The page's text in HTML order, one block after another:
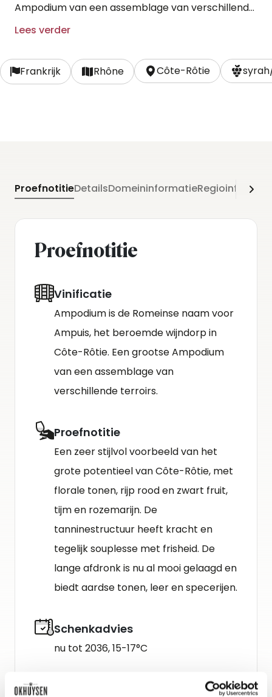
Ampodium van een assemblage van verschillende
terroirs.
Lees verder
Frankrijk Rhône Côte-Rôtie
ProefnotitieDetailsDomeininformatie
Proefnotitie
Vinificatie
Ampodium is de Romeinse naam voor
Ampuis, het beroemde wijndorp in
Côte-Rôtie. Een grootse Ampodium
van een assemblage van
verschillende terroirs.
Proefnotitie
Een zeer stijlvol voorbeeld van het
grote potentieel van Côte-Rôtie, met
florale tonen, rijp rood en zwart fruit,
tijm en rozemarijn. De
tanninestructuur heeft kracht en
tegelijk souplesse met frisheid. De
lange afdronk is nu al mooi gelaagd en
biedt aardse tonen, leer en specerijen.
Schenkadvies
nu tot 2036, 15-17°C